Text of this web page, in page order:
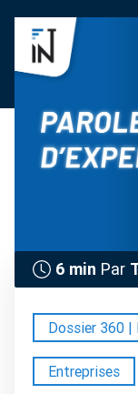
6 min Par
Dossier 360 |
Entreprises